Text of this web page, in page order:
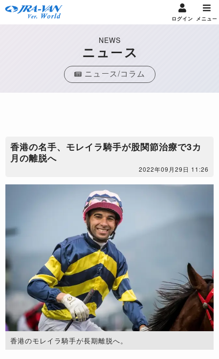
ログイン メニュー
NEWS
ニュース
ニュース/コラム
香港の名手、モレイラ騎手が股関節治療で3カ
月の離脱へ
2022年09月29日 11:26
香港のモレイラ騎手が長期離脱へ。